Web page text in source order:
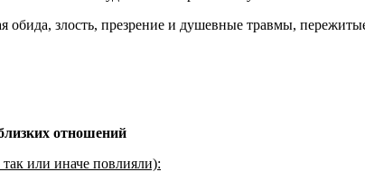
злость, презрение и душевные травмы,
отношений
или иначе повлияли):